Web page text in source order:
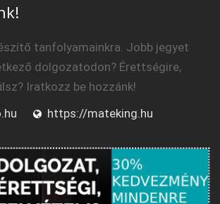
tanfolyamainkra. Jobb jegyet
dolgozatodon? Érettségire,
Iratkozz be hozzánk!
https://mateking.hu